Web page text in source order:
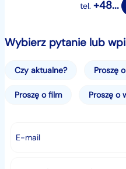
Posiadamy w swojej
tel. +48...
Wybierz pytanie lub
Czy aktualne? Proszę
Proszę o film Proszę o
E-mail